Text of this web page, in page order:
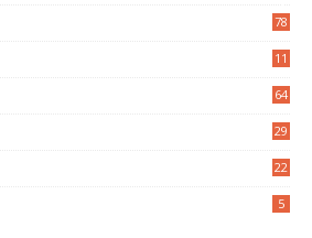
78
11
64
29
22
5